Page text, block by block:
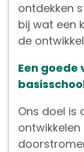
ontdekken
bij wat een
de
Een
Ons doel is